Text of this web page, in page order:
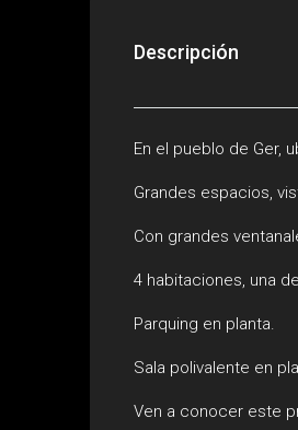
Descripción
En el pueblo de Ger,
Grandes espacios,
Con grandes
4 habitaciones, una
Parquing en planta.
Sala polivalente en
Ven a conocer este